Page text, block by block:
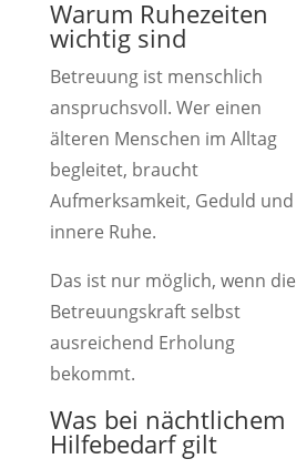
Warum Ruhezeiten
wichtig sind
Betreuung ist menschlich
anspruchsvoll. Wer einen
älteren Menschen im Alltag
begleitet, braucht
Aufmerksamkeit, Geduld und
innere Ruhe.
Das ist nur möglich, wenn die
Betreuungskraft selbst
ausreichend Erholung
bekommt.
Was bei nächtlichem
Hilfebedarf gilt